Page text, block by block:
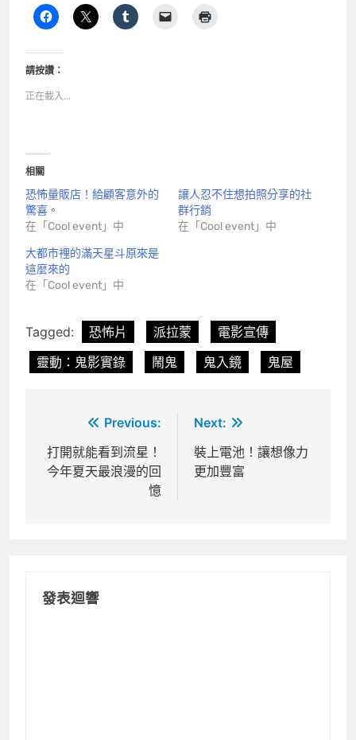
請按讚：
正在載入...
相關
恐怖量販店！給顧客意外的
驚喜。
在「Cool event」中
讓人忍不住想拍照分享的社
群行銷
在「Cool event」中
大都市裡的滿天星斗原來是
這麼來的
在「Cool event」中
Tagged: 恐怖片 派拉蒙
電影宣傳
靈動：鬼影實錄
鬧鬼 鬼入鏡 鬼屋
章
導
Previous:
打開就能看到流星！
今年夏天最浪漫的回
憶
Next:
裝上電池！讓想像力
更加豐富
發表迴響